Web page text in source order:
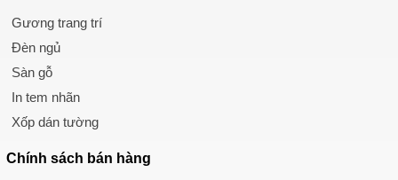
Gương trang trí
Đèn ngủ
Sàn gỗ
In tem nhãn
Xốp dán tường
Chính sách bán hàng